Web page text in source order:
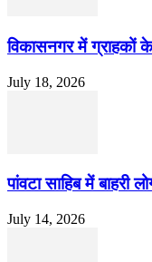
विकासनगर में
July 18, 2026
पांवटा साहिब में बाहरी
July 14, 2026